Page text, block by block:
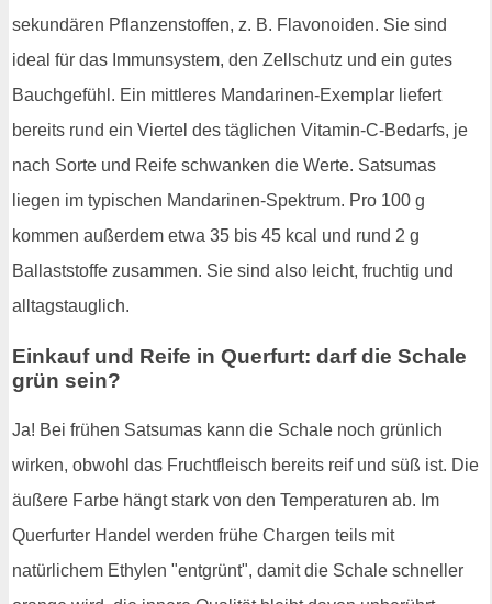
sekundären Pflanzenstoffen, z. B. Flavonoiden. Sie sind
ideal für das Immunsystem, den Zellschutz und ein gutes
Bauchgefühl. Ein mittleres Mandarinen-Exemplar liefert
bereits rund ein Viertel des täglichen Vitamin-C-Bedarfs, je
nach Sorte und Reife schwanken die Werte. Satsumas
liegen im typischen Mandarinen-Spektrum. Pro 100 g
kommen außerdem etwa 35 bis 45 kcal und rund 2 g
Ballaststoffe zusammen. Sie sind also leicht, fruchtig und
alltagstauglich.
Einkauf und Reife in Querfurt: darf die Schale
grün sein?
Ja! Bei frühen Satsumas kann die Schale noch grünlich
wirken, obwohl das Fruchtfleisch bereits reif und süß ist. Die
äußere Farbe hängt stark von den Temperaturen ab. Im
Querfurter Handel werden frühe Chargen teils mit
natürlichem Ethylen "entgrünt", damit die Schale schneller